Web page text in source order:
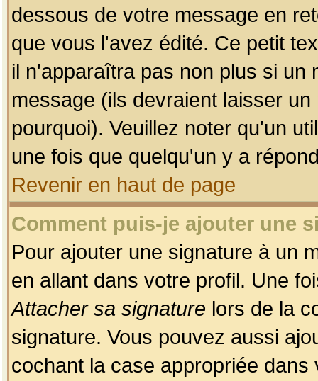
dessous de votre message en
que vous l'avez édité. Ce petit
il n'apparaîtra pas non plus si un
message (ils devraient laisser
pourquoi). Veuillez noter qu'un
une fois que quelqu'un y a
Revenir en haut de page
Comment puis-je ajouter une
Pour ajouter une signature à un
en allant dans votre profil. Une
Attacher sa signature lors de la
signature. Vous pouvez aussi
cochant la case appropriée